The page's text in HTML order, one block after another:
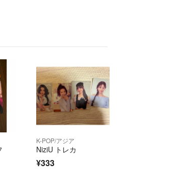
す、普通郵便の発送後のトラブル
調査依頼の対応はさせていただき
料金上乗せになります。希望され
ます。
はできません。
まで日にちかかる場合もありま
K-POP/アジア
NiziU トレカ
¥333